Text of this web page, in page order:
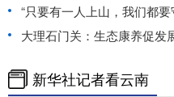
“只要有一人上山，我们都要
大理石门关：生态康养促发
新华社记者看云南